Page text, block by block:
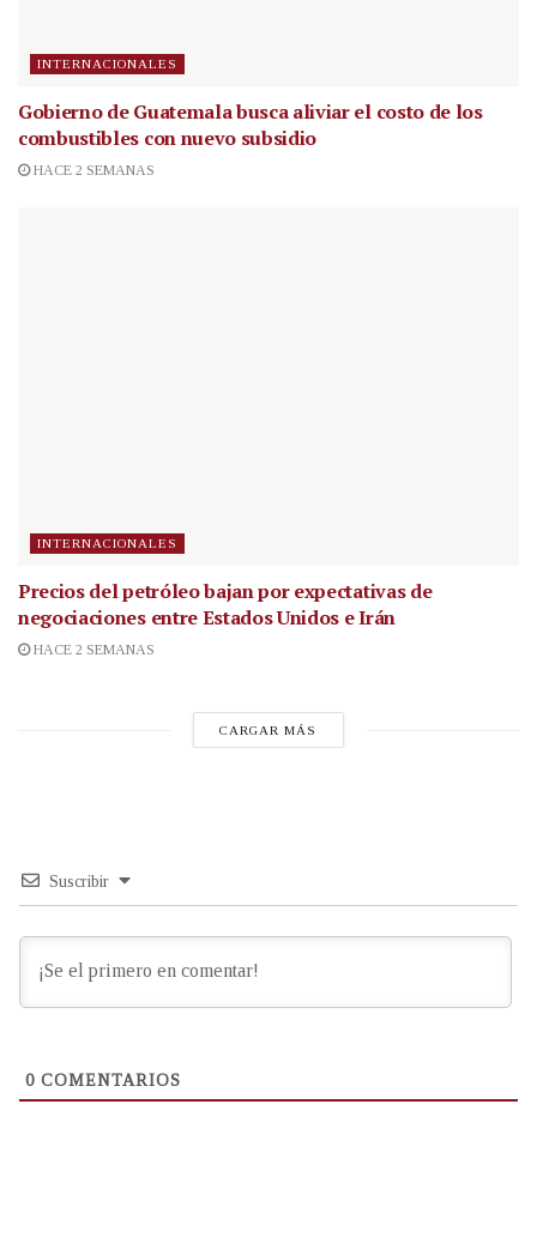
INTERNACIONALES
Gobierno de Guatemala busca aliviar el costo de los
combustibles con nuevo subsidio
HACE 2 SEMANAS
INTERNACIONALES
Precios del petróleo bajan por expectativas de
negociaciones entre Estados Unidos e Irán
HACE 2 SEMANAS
CARGAR MÁS
Suscribir
0 COMENTARIOS